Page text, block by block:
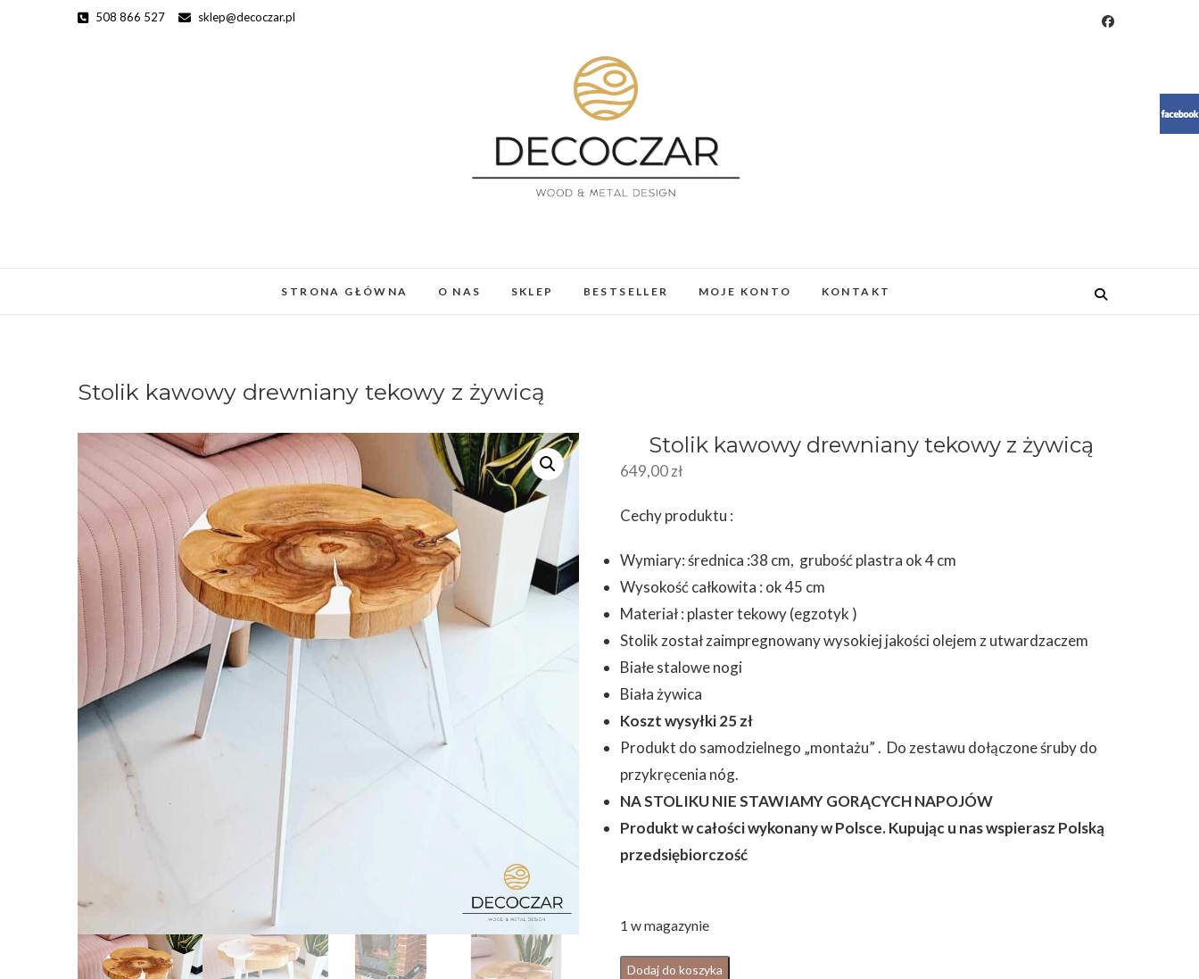
508 866 527 sklep@decoczar.pl
DECOCZAR
STRONA GŁÓWNA O NAS SKLEP BESTSELLER MOJE KONTO KONTAKT
Stolik kawowy drewniany tekowy z żywicą
Stolik kawowy drewniany tekowy z żywicą
649,00zł
Cechy produktu :
Wymiary: średnica :38 cm, grubość plastra ok 4 cm
Wysokość całkowita : ok 45 cm
Materiał : plaster tekowy (egzotyk )
Stolik został zaimpregnowany wysokiej jakości olejem z utwardzaczem
Białe stalowe nogi
Biała żywica
Koszt wysyłki 25 zł
Produkt do samodzielnego „montażu” . Do zestawu dołączone śruby do
przykręcenia nóg.
NA STOLIKU NIE STAWIAMY GORĄCYCH NAPOJÓW
Produkt w całości wykonany w Polsce. Kupując u nas wspierasz Polską
przedsiębiorczość
1 w magazynie
ilość
Dodaj do koszyka